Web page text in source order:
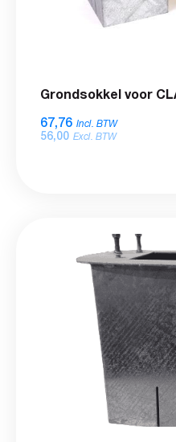
Grondsokkel voor
67,76 Incl. BTW
56,00 Excl. BTW